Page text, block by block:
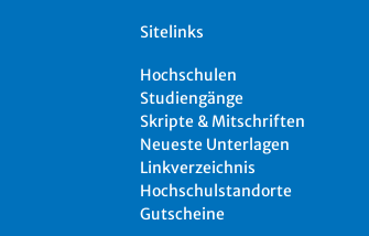
Sitelinks
Hochschulen
Studiengänge
Skripte & Mitschriften
Neueste Unterlagen
Linkverzeichnis
Hochschulstandorte
Gutscheine